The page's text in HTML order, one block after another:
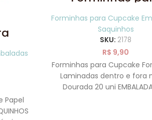
Papel
Cupcake
Laminadas
20 uni
Forminhas para Cupcake
Saquinhos
SKU: 2178
R$ 9,90
Forminhas para Cupcake
Laminadas dentro e fora
Dourada 20 uni